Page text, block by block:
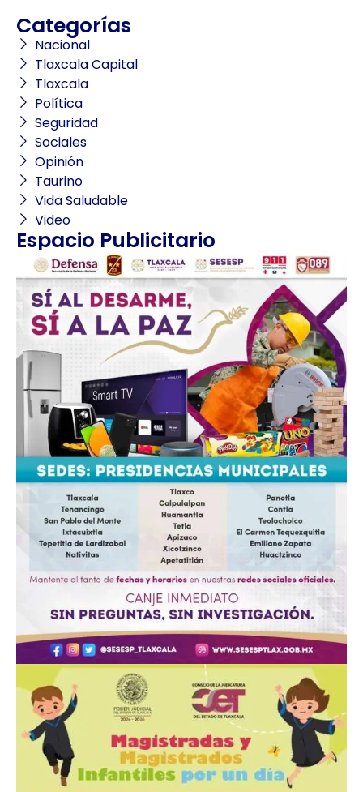
Categorías
Nacional
Tlaxcala Capital
Tlaxcala
Política
Seguridad
Sociales
Opinión
Taurino
Vida Saludable
Video
Espacio Publicitario